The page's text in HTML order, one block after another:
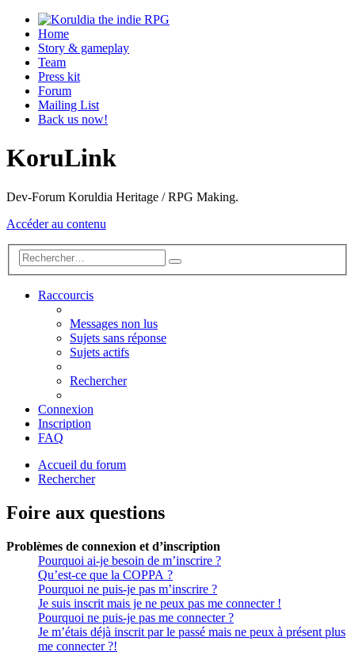
Home
Story & gameplay
Team
Press kit
Forum
Mailing List
Back us now!
KoruLink
Dev-Forum Koruldia Heritage / RPG Making.
Accéder au contenu
Raccourcis
Messages non lus
Sujets sans réponse
Sujets actifs
Rechercher
Connexion
Inscription
FAQ
Accueil du forum
Rechercher
Foire aux questions
Problèmes de connexion et d’inscription
Pourquoi ai-je besoin de m’inscrire ?
Qu’est-ce que la COPPA ?
Pourquoi ne puis-je pas m’inscrire ?
Je suis inscrit mais je ne peux pas me connecter !
Pourquoi ne puis-je pas me connecter ?
Je m’étais déjà inscrit par le passé mais ne peux à présent plus
me connecter ?!